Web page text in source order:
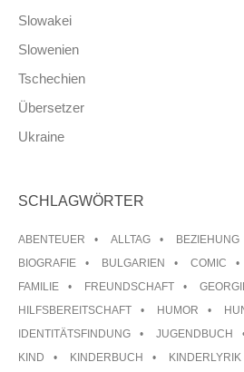
Slowakei
Slowenien
Tschechien
Übersetzer
Ukraine
SCHLAGWÖRTER
ABENTEUER ALLTAG BEZIEHUNG
BIOGRAFIE
BULGARIEN COMIC
FAMILIE
FREUNDSCHAFT
HILFSBEREITSCHAFT
HUMOR
IDENTITÄTSFINDUNG
JUGENDBUCH
KIND
KINDERBUCH
KINDERLYRIK